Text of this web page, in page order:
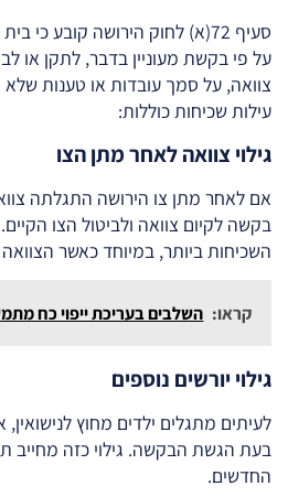
סעיף 72(א) לחוק הירושה קובע
על פי בקשת מעוניין בדבר, לתקן או
צוואה, על סמך עובדות או טענות
עילות שכיחות כוללות:
גילוי צוואה לאחר מתן הצו
אם לאחר מתן צו הירושה התגלתה
בקשה לקיום צוואה ולביטול הצו
השכיחות ביותר, במיוחד כאשר
קראו: השלבים בעריכת ייפוי כח
גילוי יורשים נוספים
לעיתים מתגלים ילדים מחוץ לנישואין,
בעת הגשת הבקשה. גילוי כזה מחייב
החדשים.